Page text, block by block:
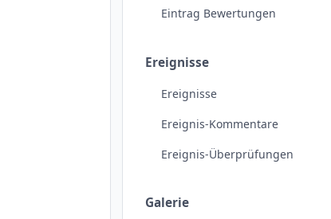
Eintrag Bewertungen
Ereignisse
Ereignisse
Ereignis-Kommentare
Ereignis-Überprüfungen
Galerie